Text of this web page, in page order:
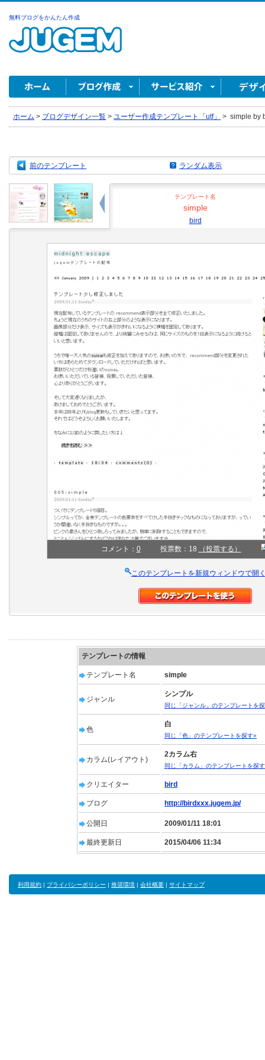
無料ブログをかんたん作成
ホーム > ブログデザイン一覧 > ユーザー作成テンプレート「utf」 > simple by
前のテンプレート ランダム表示
テンプレート名
simple
bird
コメント： 0 投票数：18 （投票する）
このテンプレートを新規ウィンドウで開
テンプレートの情報
テンプレート名 simple
ジャンル
シンプル
同じ「ジャンル」のテンプレートを
色
白
同じ「色」のテンプレートを探す»
カラム(レイアウト)
2カラム右
同じ「カラム」のテンプレートを探
クリエイター bird
ブログ http://birdxxx.jugem.jp/
公開日 2009/01/11 18:01
最終更新日 2015/04/06 11:34
利用規約 | プライバシーポリシー | 推奨環境 | 会社概要 | サイトマップ